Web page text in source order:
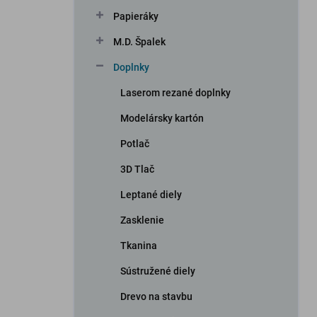
Papieráky
M.D. Špalek
Doplnky
Laserom rezané doplnky
Modelársky kartón
Potlač
3D Tlač
Leptané diely
Zasklenie
Tkanina
Sústružené diely
Drevo na stavbu